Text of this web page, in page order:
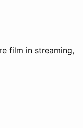
film in streaming,